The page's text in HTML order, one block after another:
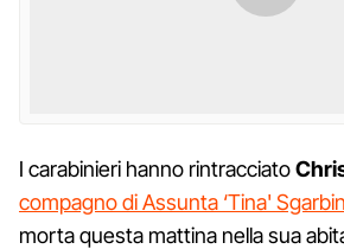
I carabinieri hanno rintracciato
compagno di Assunta ‘Tina'
morta questa mattina nella sua